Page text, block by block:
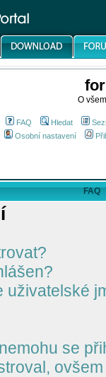
O
FAQ Hledat
Osobní nastavení
FAQ
se